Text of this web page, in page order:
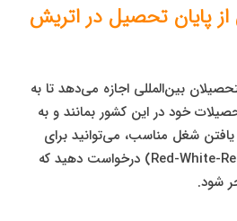
از پایان تحصیل در اتریش
بین‌المللی اجازه می‌دهد تا به
تحصیلات خود در این کشور بمانند و به
شغل مناسب، می‌توانید برای
کارت اقامت کاری (Red-White-Red Card) درخواست دهید که
شود.